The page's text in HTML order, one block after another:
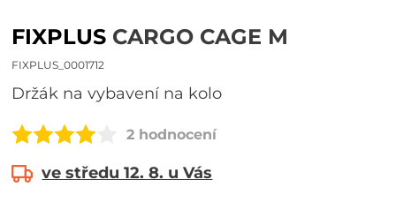
FIXPLUS CARGO CAGE M
FIXPLUS_0001712
držák na vybavení na kolo
2 hodnocení
ve středu 12. 8. u Vás